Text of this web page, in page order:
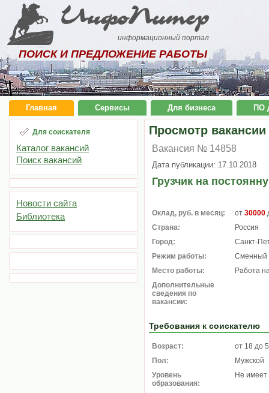
ИнфоПитер
информационный портал
ПОИСК И ПРЕДЛОЖЕНИЕ РАБОТЫ
Главная Сервисы Для бизнеса ПО
Для соискателя
Каталог вакансий
Поиск вакансий
Новости сайта
Библиотека
Просмотр вакансии
Вакансия № 14858
Дата публикации: 17.10.2018
Грузчик на
Оклад, руб. в месяц: от 30000
Страна:
Россия
Город:
Санкт-
Режим работы:
Сменный
Место работы:
Работа
Дополнительные
сведения по
вакансии:
Требования к соискателю
Возраст:
от 18 до
Пол:
Мужской
Уровень
образования:
Не имеет